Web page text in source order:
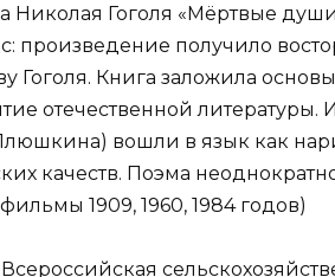
Николая Гоголя «Мёртвые
произведение получило
Гоголя. Книга заложила
отечественной литературы.
вошли в язык как
качеств. Поэма
1909, 1960, 1984 годов)